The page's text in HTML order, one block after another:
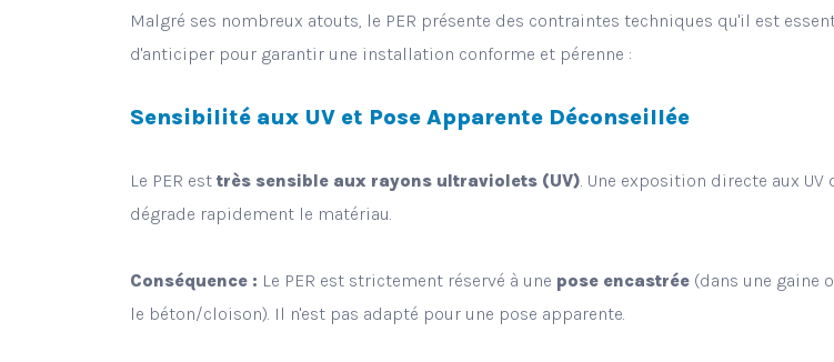
Malgré ses nombreux atouts, le PER présente des contraintes techniques qu'il est
d'anticiper pour garantir une installation conforme et pérenne :
Sensibilité aux UV et Pose Apparente Déconseillée
Le PER est très sensible aux rayons ultraviolets (UV). Une exposition directe aux UV
dégrade rapidement le matériau.
Conséquence : Le PER est strictement réservé à une pose encastrée (dans une gaine
le béton/cloison). Il n'est pas adapté pour une pose apparente.